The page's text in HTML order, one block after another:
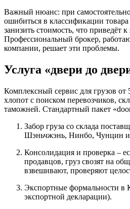
Важный нюанс: при
ошибиться в классификации
занизить стоимость, что приведёт
Профессиональный брокер,
компании, решает эти проблемы.
Услуга «двери до
Комплексный сервис для грузов от
хлопот с поиском перевозчиков,
таможней. Стандартный пакет
Забор груза со склада
Шэньчжэнь, Нинбо, Чунцин и
Консолидация и проверка –
продавцов, груз свозят на
взвешивают, проверяют
Экспортные формальности в
экспортной декларации).